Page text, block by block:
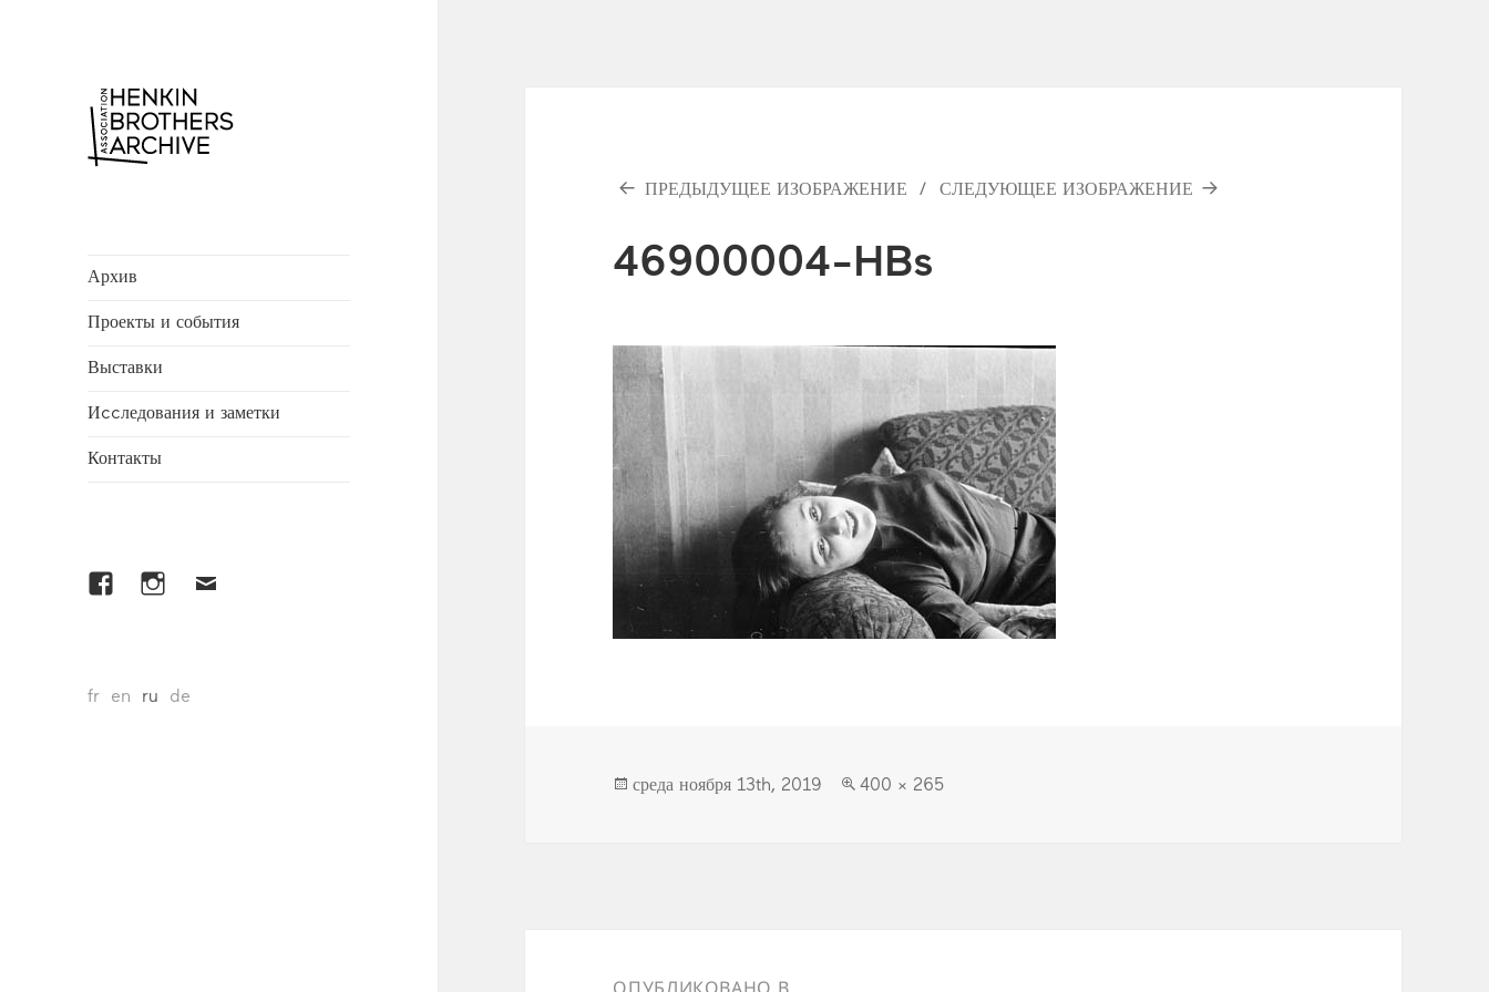
Архив
Проекты и события
Выставки
Иccледования и заметки
Контакты
FacebookInstagram
E-
fr en ru de
ПРЕДЫДУЩЕЕ ИЗОБРАЖЕНИЕ СЛЕДУЮЩЕЕ ИЗОБРАЖЕНИЕ
46900004-HBs
Опубликовано
среда ноября 13th, 2019
Полный
400 × 265